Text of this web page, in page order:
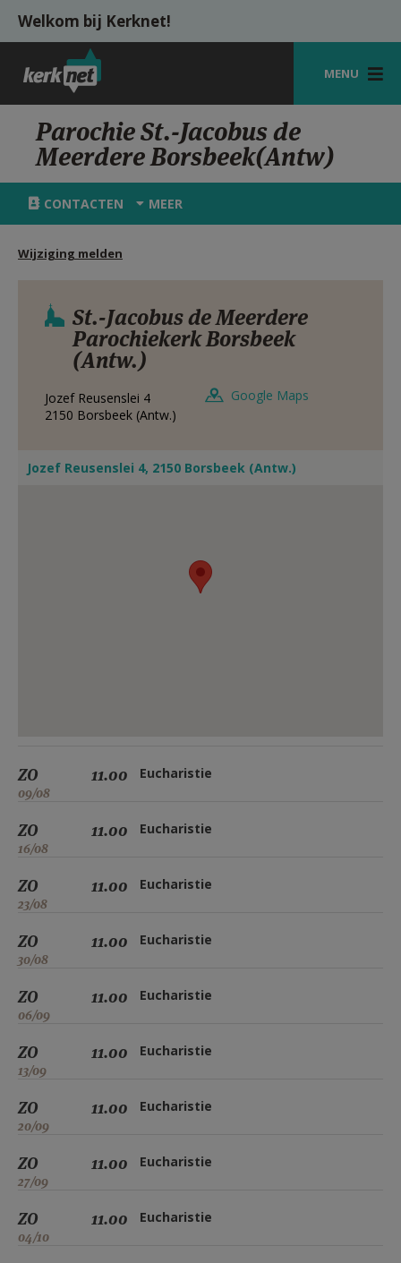
Overslaan en naar de inhoud gaan
Welkom bij Kerknet!
MENU
STARTPAGINA
KERK
VIERINGEN
HULP
MIJN PAROCHIE
AANMELDEN OF REGISTREREN
Parochie St.-Jacobus de
Meerdere Borsbeek(Antw)
CONTACTEN MEER
Wijziging melden
St.-Jacobus de Meerdere
Parochiekerk Borsbeek
(Antw.)
Jozef Reusenslei 4
2150 Borsbeek (Antw.)
Google Maps
Jozef Reusenslei 4, 2150 Borsbeek (Antw.)
ZO
09/08
11.00 Eucharistie
ZO
16/08
11.00 Eucharistie
ZO
23/08
11.00 Eucharistie
ZO
30/08
11.00 Eucharistie
ZO
06/09
11.00 Eucharistie
ZO
13/09
11.00 Eucharistie
ZO
20/09
11.00 Eucharistie
ZO
27/09
11.00 Eucharistie
ZO
04/10
11.00 Eucharistie